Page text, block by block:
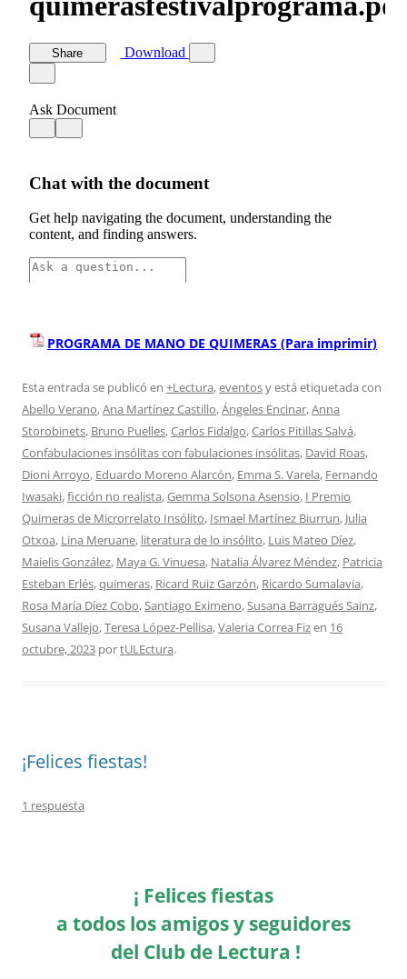
PROGRAMA DE MANO DE QUIMERAS (Para imprimir)
Esta entrada se publicó en +Lectura,eventosy está etiquetada con
Abello Verano,Ana Martínez Castillo,Ángeles Encinar,Anna
Storobinets, Bruno Puelles,Carlos Fidalgo,Carlos Pitillas Salvá,
Confabulaciones insólitas con fabulaciones insólitas, David Roas,
Dioni Arroyo, Eduardo Moreno Alarcón, Emma S. Varela, Fernando
Iwasaki,ficción no realista,Gemma Solsona Asensio, I Premio
Quimeras de Microrrelato Insólito, Ismael Martínez Biurrun, Julia
Otxoa, Lina Meruane, literatura de lo insólito, Luis Mateo Díez,
Maielis González, Maya G. Vinuesa, Natalia Álvarez Méndez, Patricia
Esteban Erlés,quimeras, Ricard Ruiz Garzón, Ricardo Sumalavia,
Rosa María Díez Cobo,Santiago Eximeno,Susana Barragués Sainz,
Susana Vallejo,Teresa López-Pellisa,Valeria Correa Fizen 16
octubre, 2023 portULEctura.
¡Felices fiestas!
1 respuesta
¡ Felices fiestas
a todos los amigos y seguidores
del Club de Lectura !